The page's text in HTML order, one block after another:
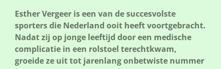
Esther Vergeer is een van de succesvolste
sporters die Nederland ooit heeft voortgebracht.
Nadat zij op jonge leeftijd door een medische
complicatie in een rolstoel terechtkwam,
groeide ze uit tot jarenlang onbetwiste nummer